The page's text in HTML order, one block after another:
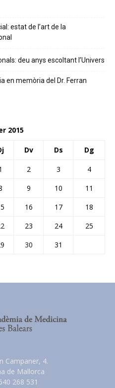
estat de l’art de la
deu anys escoltant l’Univers
en memòria del Dr. Ferran
2015
Dv Ds Dg
2 3
4
9 10
11
16 17
18
23 24
25
30
31
Campaner, 4.
de Mallorca
268 531